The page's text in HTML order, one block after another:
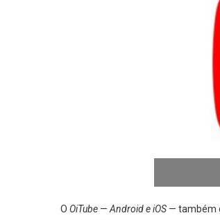
O OiTube — Android e iOS — também